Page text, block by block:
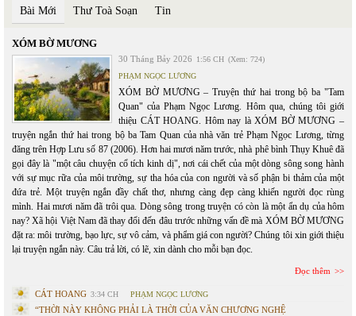
Bài Mới Thư Toà Soạn Tin
XÓM BỜ MƯƠNG
30 Tháng Bảy 2026 1:56 CH (Xem: 724)
PHẠM NGỌC LƯƠNG
XÓM BỜ MƯƠNG – Truyện thứ hai trong bộ ba "Tam
Quan" của Phạm Ngọc Lương. Hôm qua, chúng tôi giới
thiệu CÁT HOANG. Hôm nay là XÓM BỜ MƯƠNG –
truyện ngắn thứ hai trong bộ ba Tam Quan của nhà văn trẻ Phạm Ngọc Lương, từng
đăng trên Hợp Lưu số 87 (2006). Hơn hai mươi năm trước, nhà phê bình Thụy Khuê đã
gọi đây là "một câu chuyện cổ tích kinh dị", nơi cái chết của một dòng sông song hành
với sự mục rữa của môi trường, sự tha hóa của con người và số phận bi thảm của một
đứa trẻ. Một truyện ngắn đầy chất thơ, nhưng càng đẹp càng khiến người đọc rùng
mình. Hai mươi năm đã trôi qua. Dòng sông trong truyện có còn là một ẩn dụ của hôm
nay? Xã hội Việt Nam đã thay đổi đến đâu trước những vấn đề mà XÓM BỜ MƯƠNG
đặt ra: môi trường, bạo lực, sự vô cảm, và phẩm giá con người? Chúng tôi xin giới thiệu
lại truyện ngắn này. Câu trả lời, có lẽ, xin dành cho mỗi bạn đọc.
Đọc thêm
CÁT HOANG 3:34 CH PHẠM NGỌC LƯƠNG
“THỜI NÀY KHÔNG PHẢI LÀ THỜI CỦA VĂN CHƯƠNG NGHỆ